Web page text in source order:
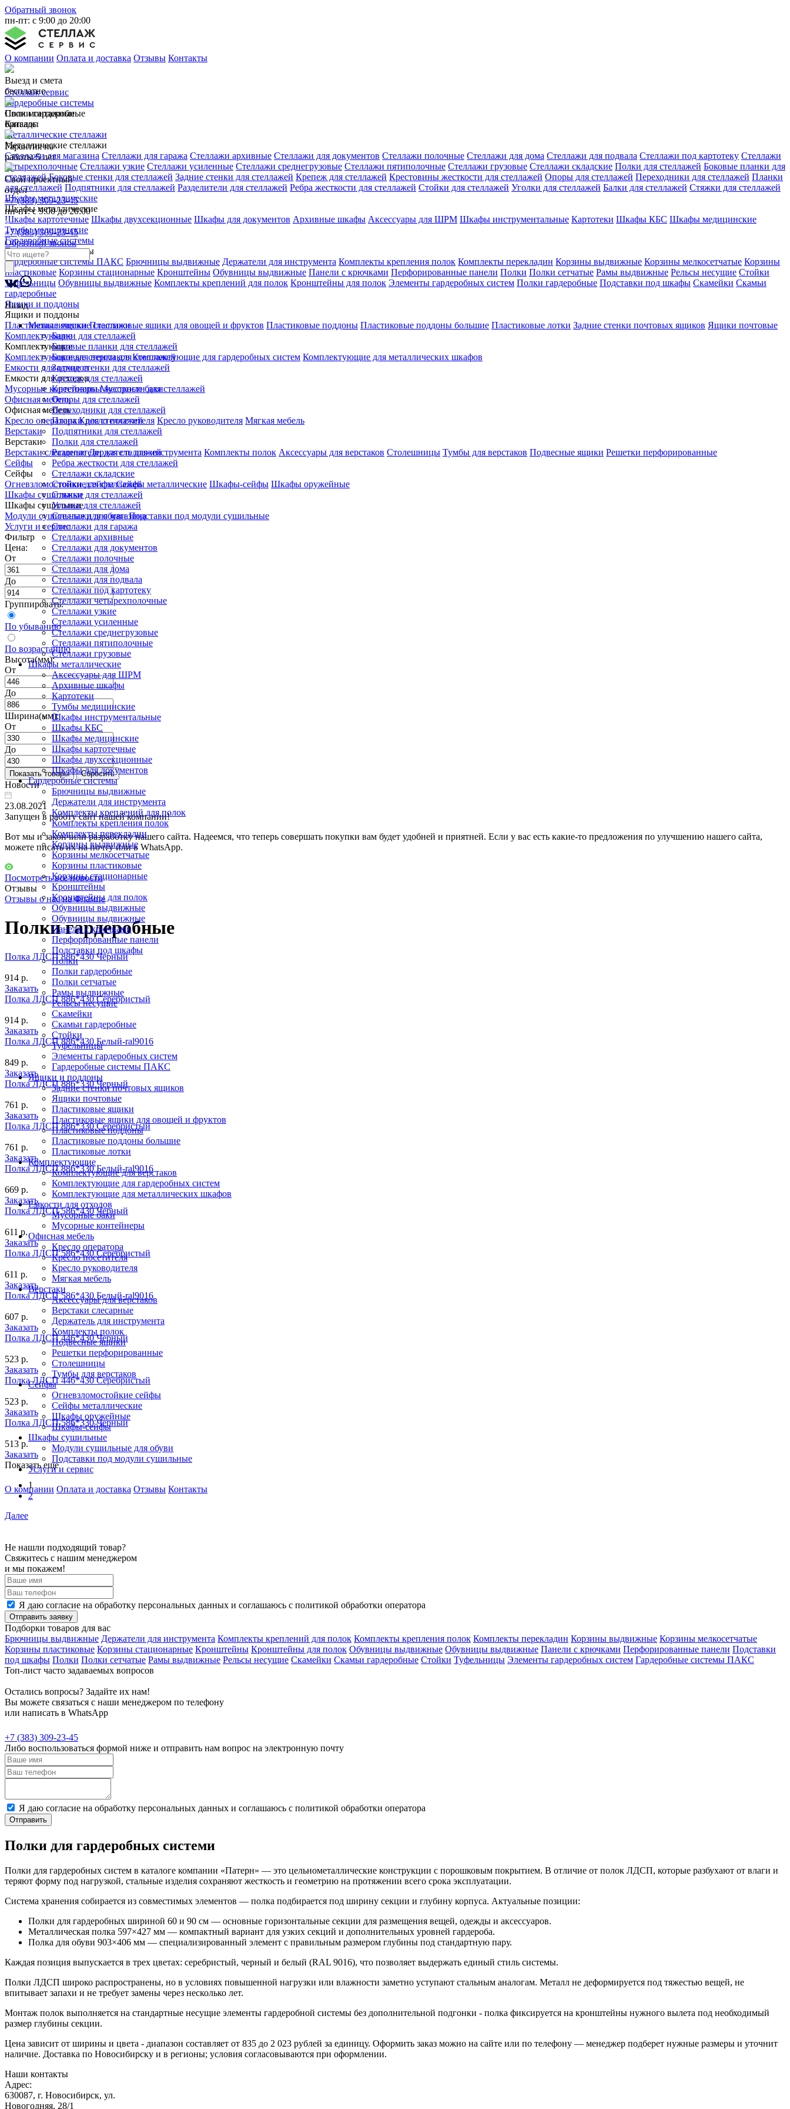
Обратный звонок
пн-пт: с 9:00 до 20:00
О компании Оплата и доставка Отзывы Контакты
Выезд и смета
бесплатно
Свои монтажные
бригады
Гарантия на
работы 5 лет
Свой проектный
отдел
+7 (383) 309-23-45
пн-пт: с 9:00 до 20:00
+7 (383) 309-23-45
Обратный звонок
Назад
Металлические стеллажи
Балки для стеллажей
Боковые планки для стеллажей
Боковые стенки для стеллажей
Задние стенки для стеллажей
Крепеж для стеллажей
Крестовины жесткости для стеллажей
Опоры для стеллажей
Переходники для стеллажей
Планки для стеллажей
Подпятники для стеллажей
Полки для стеллажей
Разделители для стеллажей
Ребра жесткости для стеллажей
Стеллажи складские
Стойки для стеллажей
Стяжки для стеллажей
Уголки для стеллажей
Стеллажи для магазина
Стеллажи для гаража
Стеллажи архивные
Стеллажи для документов
Стеллажи полочные
Стеллажи для дома
Стеллажи для подвала
Стеллажи под картотеку
Стеллажи четырехполочные
Стеллажи узкие
Стеллажи усиленные
Стеллажи среднегрузовые
Стеллажи пятиполочные
Стеллажи грузовые
Шкафы металлические
Аксессуары для ШРМ
Архивные шкафы
Картотеки
Тумбы медицинские
Шкафы инструментальные
Шкафы КБС
Шкафы медицинские
Шкафы картотечные
Шкафы двухсекционные
Шкафы для документов
Гардеробные системы
Брючницы выдвижные
Держатели для инструмента
Комплекты креплений для полок
Комплекты крепления полок
Комплекты перекладин
Корзины выдвижные
Корзины мелкосетчатые
Корзины пластиковые
Корзины стационарные
Кронштейны
Кронштейны для полок
Обувницы выдвижные
Обувницы выдвижные
Панели с крючками
Перфорированные панели
Подставки под шкафы
Полки
Полки гардеробные
Полки сетчатые
Рамы выдвижные
Рельсы несущие
Скамейки
Скамьи гардеробные
Стойки
Туфельницы
Элементы гардеробных систем
Гардеробные системы ПАКС
Ящики и поддоны
Задние стенки почтовых ящиков
Ящики почтовые
Пластиковые ящики
Пластиковые ящики для овощей и фруктов
Пластиковые поддоны
Пластиковые поддоны большие
Пластиковые лотки
Комплектующие
Комплектующие для верстаков
Комплектующие для гардеробных систем
Комплектующие для металлических шкафов
Емкости для отходов
Мусорные баки
Мусорные контейнеры
Офисная мебель
Кресло оператора
Кресло посетителя
Кресло руководителя
Мягкая мебель
Верстаки
Аксессуары для верстаков
Верстаки слесарные
Держатель для инструмента
Комплекты полок
Подвесные ящики
Решетки перфорированные
Столешницы
Тумбы для верстаков
Сейфы
Огневзломостойкие сейфы
Сейфы металлические
Шкафы оружейные
Шкафы-сейфы
Шкафы сушильные
Модули сушильные для обуви
Подставки под модули сушильные
Услуги и сервис
О компании Оплата и доставка Отзывы Контакты
Стеллаж сервис
Гардеробные системы
Полки гардеробные
Каталог
Металлические стеллажи
Металлические стеллажи
Стеллажи для магазина Стеллажи для гаража Стеллажи архивные Стеллажи для документов Стеллажи полочные Стеллажи для дома Стеллажи для подвала Стеллажи под картотеку Стеллажи
четырехполочные Стеллажи узкие Стеллажи усиленные Стеллажи среднегрузовые Стеллажи пятиполочные Стеллажи грузовые Стеллажи складские Полки для стеллажей Боковые планки для
стеллажей Боковые стенки для стеллажей Задние стенки для стеллажей Крепеж для стеллажей Крестовины жесткости для стеллажей Опоры для стеллажей Переходники для стеллажей Планки
для стеллажей Подпятники для стеллажей Разделители для стеллажей Ребра жесткости для стеллажей Стойки для стеллажей Уголки для стеллажей Балки для стеллажей Стяжки для стеллажей
Шкафы металлические
Шкафы металлические
Шкафы картотечные Шкафы двухсекционные Шкафы для документов Архивные шкафы Аксессуары для ШРМ Шкафы инструментальные Картотеки Шкафы КБС Шкафы медицинские
Тумбы медицинские
Гардеробные системы
Гардеробные системы
Гардеробные системы ПАКС Брючницы выдвижные Держатели для инструмента Комплекты крепления полок Комплекты перекладин Корзины выдвижные Корзины мелкосетчатые Корзины
пластиковые Корзины стационарные Кронштейны Обувницы выдвижные Панели с крючками Перфорированные панели Полки Полки сетчатые Рамы выдвижные Рельсы несущие Стойки
Туфельницы Обувницы выдвижные Комплекты креплений для полок Кронштейны для полок Элементы гардеробных систем Полки гардеробные Подставки под шкафы Скамейки Скамьи
гардеробные
Ящики и поддоны
Ящики и поддоны
Пластиковые ящики Пластиковые ящики для овощей и фруктов Пластиковые поддоны Пластиковые поддоны большие Пластиковые лотки Задние стенки почтовых ящиков Ящики почтовые
Комплектующие
Комплектующие
Комплектующие для верстаков Комплектующие для гардеробных систем Комплектующие для металлических шкафов
Емкости для отходов
Емкости для отходов
Мусорные контейнеры Мусорные баки
Офисная мебель
Офисная мебель
Кресло оператора Кресло посетителя Кресло руководителя Мягкая мебель
Верстаки
Верстаки
Верстаки слесарные Держатель для инструмента Комплекты полок Аксессуары для верстаков Столешницы Тумбы для верстаков Подвесные ящики Решетки перфорированные
Сейфы
Сейфы
Огневзломостойкие сейфы Сейфы металлические Шкафы-сейфы Шкафы оружейные
Шкафы сушильные
Шкафы сушильные
Модули сушильные для обуви Подставки под модули сушильные
Услуги и сервис
Фильтр
Цена:
От
До
Группировать:
По убыванию
По возрастанию
Высота(мм):
От
До
Ширина(мм):
От
До
Новости
23.08.2021
Запущен в работу сайт нашей компании!
Вот мы и закончили разработку нашего сайта. Надеемся, что теперь совершать покупки вам будет удобней и приятней. Если у вас есть какие-то предложения по улучшению нашего сайта,
можете писать их на почту или в WhatsApp.
Посмотреть все новости
Отзывы
Отзывы о нас на Флампе
Полки гардеробные
Полка ЛДСП 886*430 Черный
914 р.
Заказать
Полка ЛДСП 886*430 Серебристый
914 р.
Заказать
Полка ЛДСП 886*430 Белый-ral9016
849 р.
Заказать
Полка ЛДСП 886*330 Черный
761 р.
Заказать
Полка ЛДСП 886*330 Серебристый
761 р.
Заказать
Полка ЛДСП 886*330 Белый-ral9016
669 р.
Заказать
Полка ЛДСП 586*430 Черный
611 р.
Заказать
Полка ЛДСП 586*430 Серебристый
611 р.
Заказать
Полка ЛДСП 586*430 Белый-ral9016
607 р.
Заказать
Полка ЛДСП 446*430 Черный
523 р.
Заказать
Полка ЛДСП 446*430 Серебристый
523 р.
Заказать
Полка ЛДСП 586*330 Черный
513 р.
Заказать
Показать еще
1
2
Далее
Не нашли подходящий товар?
Свяжитесь с нашим менеджером
и мы покажем!
Я даю согласие на обработку персональных данных и соглашаюсь с политикой обработки оператора
Отправить заявку
Подборки товаров для вас
Брючницы выдвижные Держатели для инструмента Комплекты креплений для полок Комплекты крепления полок Комплекты перекладин Корзины выдвижные Корзины мелкосетчатые
Корзины пластиковые Корзины стационарные Кронштейны Кронштейны для полок Обувницы выдвижные Обувницы выдвижные Панели с крючками Перфорированные панели Подставки
под шкафы Полки Полки сетчатые Рамы выдвижные Рельсы несущие Скамейки Скамьи гардеробные Стойки Туфельницы Элементы гардеробных систем Гардеробные системы ПАКС
Топ-лист часто задаваемых вопросов
Остались вопросы? Задайте их нам!
Вы можете связаться с наши менеджером по телефону
или написать в WhatsApp
+7 (383) 309-23-45
Либо воспользоваться формой ниже и отправить нам вопрос на электронную почту
Я даю согласие на обработку персональных данных и соглашаюсь с политикой обработки оператора
Отправить
Полки для гардеробных системи
Полки для гардеробных систем в каталоге компании «Патерн» — это цельнометаллические конструкции с порошковым покрытием. В отличие от полок ЛДСП, которые разбухают от влаги и
теряют форму под нагрузкой, стальные изделия сохраняют жесткость и геометрию на протяжении всего срока эксплуатации.
Система хранения собирается из совместимых элементов — полка подбирается под ширину секции и глубину корпуса. Актуальные позиции:
Полки для гардеробных шириной 60 и 90 см — основные горизонтальные секции для размещения вещей, одежды и аксессуаров.
Металлическая полка 597×427 мм — компактный вариант для узких секций и дополнительных уровней гардероба.
Полка для обуви 903×406 мм — специализированный элемент с правильным размером глубины под стандартную пару.
Каждая позиция выпускается в трех цветах: серебристый, черный и белый (RAL 9016), что позволяет выдержать единый стиль системы.
Полки ЛДСП широко распространены, но в условиях повышенной нагрузки или влажности заметно уступают стальным аналогам. Металл не деформируется под тяжестью вещей, не
впитывает запахи и не требует замены через несколько лет.
Монтаж полок выполняется на стандартные несущие элементы гардеробной системы без дополнительной подгонки - полка фиксируется на кронштейны нужного вылета под необходимый
размер глубины секции.
Цена зависит от ширины и цвета - диапазон составляет от 835 до 2 023 рублей за единицу. Оформить заказ можно на сайте или по телефону — менеджер подберет нужные размеры и уточнит
наличие. Доставка по Новосибирску и в регионы; условия согласовываются при оформлении.
Наши контакты
Адрес:
630087, г. Новосибирск, ул.
Новогодняя, 28/1